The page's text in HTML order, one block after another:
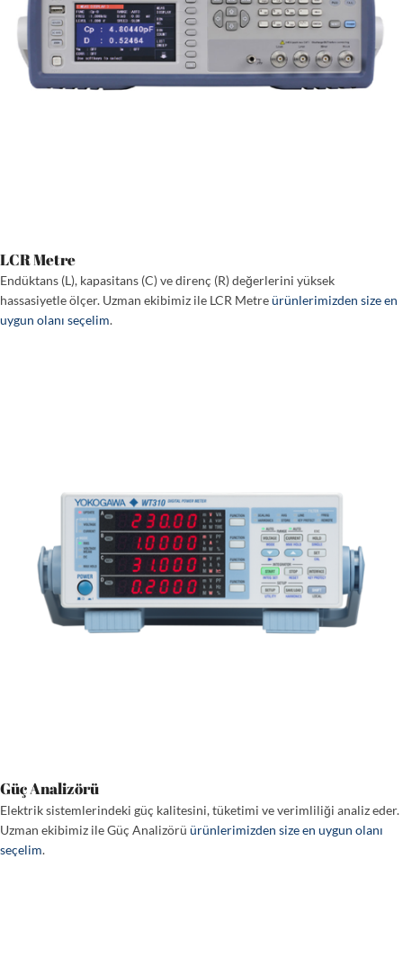
LCR Metre
Endüktans (L), kapasitans (C) ve direnç (R) değerlerini yüksek
hassasiyetle ölçer. Uzman ekibimiz ile LCR Metreürünlerimizden size en
uygun olanı seçelim.
Güç Analizörü
Elektrik sistemlerindeki güç kalitesini, tüketimi ve verimliliği analiz eder.
Uzman ekibimiz ile Güç Analizörü ürünlerimizden size en uygun olanı
seçelim.